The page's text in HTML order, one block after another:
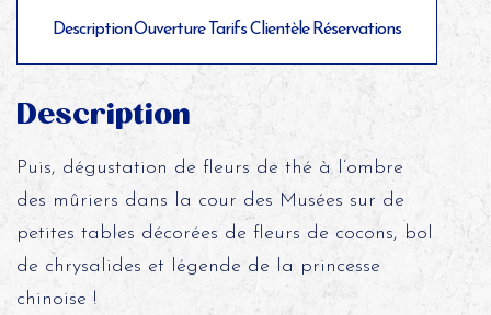
DescriptionOuverture TarifsClientèle Réservations
Description
Puis, dégustation de fleurs de thé à l’ombre
des mûriers dans la cour des Musées sur de
petites tables décorées de fleurs de cocons, bol
de chrysalides et légende de la princesse
chinoise !